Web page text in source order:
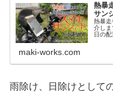
熱暴
サン
熱暴
介し
日の
maki-works.com
雨除け、日除けとして